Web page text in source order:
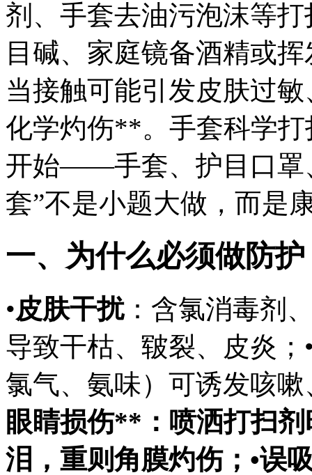
剂、手套去油污泡沫等
目碱、家庭镜备酒精或
当接触可能引发皮肤过
化学灼伤**。手套科学
开始——手套、护目口罩
套”不是小题大做，而是
一、为什么必须做防护
•皮肤干扰：含氯消毒剂
导致干枯、皲裂、皮炎；
氯气、氨味）可诱发咳
眼睛损伤**：喷洒打扫
泪，重则角膜灼伤；•误